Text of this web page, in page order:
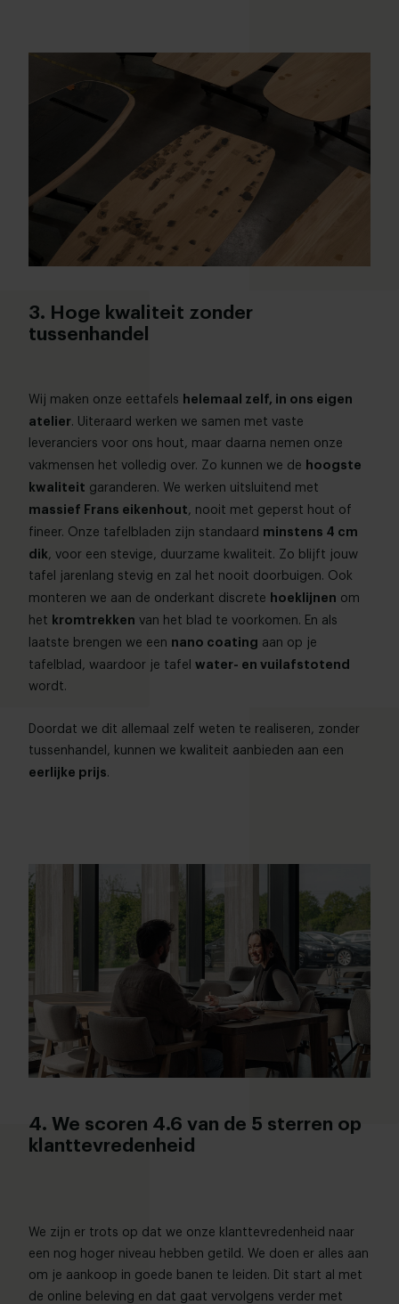
3. Hoge kwaliteit zonder
tussenhandel
Wij maken onze eettafels helemaal zelf, in ons eigen
atelier. Uiteraard werken we samen met vaste
leveranciers voor ons hout, maar daarna nemen onze
vakmensen het volledig over. Zo kunnen we de hoogste
kwaliteit garanderen. We werken uitsluitend met
massief Frans eikenhout, nooit met geperst hout of
fineer. Onze tafelbladen zijn standaard minstens 4 cm
dik, voor een stevige, duurzame kwaliteit. Zo blijft jouw
tafel jarenlang stevig en zal het nooit doorbuigen. Ook
monteren we aan de onderkant discrete hoeklijnen om
het kromtrekken van het blad te voorkomen. En als
laatste brengen we een nano coating aan op je
tafelblad, waardoor je tafel water- en vuilafstotend
wordt.
Doordat we dit allemaal zelf weten te realiseren, zonder
tussenhandel, kunnen we kwaliteit aanbieden aan een
eerlijke prijs.
4. We scoren 4.6 van de 5 sterren op
klanttevredenheid
We zijn er trots op dat we onze klanttevredenheid naar
een nog hoger niveau hebben getild. We doen er alles aan
om je aankoop in goede banen te leiden. Dit start al met
de online beleving en dat gaat vervolgens verder met